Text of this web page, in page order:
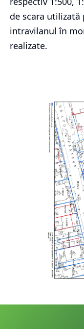
de scara utilizată
intravilanul în
realizate.